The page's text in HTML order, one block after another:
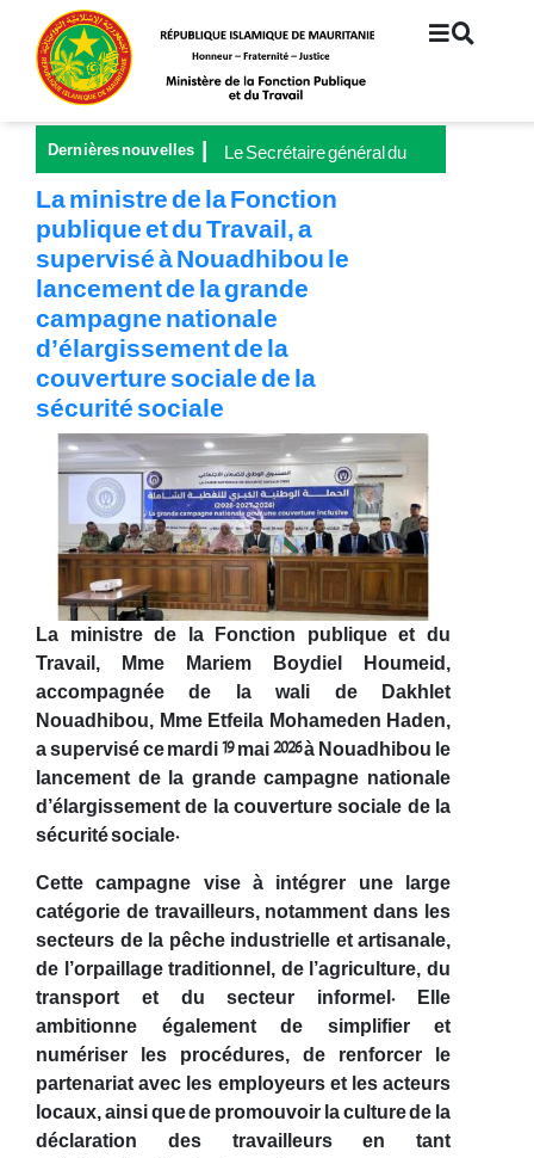
contenu
principal
Dernières nouvelles
Le Secrétaire général du
Ministère de la Fonction
publique et du Travail
préside le lancement de la
Grande Campagne
nationale pour la
couverture universelle de
la sécurité sociale
La ministre de la Fonction
publique et du Travail, a
supervisé à Nouadhibou le
lancement de la grande
campagne nationale
d’élargissement de la
couverture sociale de la
sécurité sociale
La ministre de la Fonction publique et du
Travail, Mme Mariem Boydiel Houmeid,
accompagnée de la wali de Dakhlet
Nouadhibou, Mme Etfeila Mohameden Haden,
a supervisé ce mardi 19 mai 2026 à Nouadhibou le
lancement de la grande campagne nationale
d’élargissement de la couverture sociale de la
sécurité sociale.
Cette campagne vise à intégrer une large
catégorie de travailleurs, notamment dans les
secteurs de la pêche industrielle et artisanale,
de l’orpaillage traditionnel, de l’agriculture, du
transport et du secteur informel. Elle
ambitionne également de simplifier et
numériser les procédures, de renforcer le
partenariat avec les employeurs et les acteurs
locaux, ainsi que de promouvoir la culture de la
déclaration des travailleurs en tant